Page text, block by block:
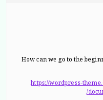
How can we go to the
https://wordpress-